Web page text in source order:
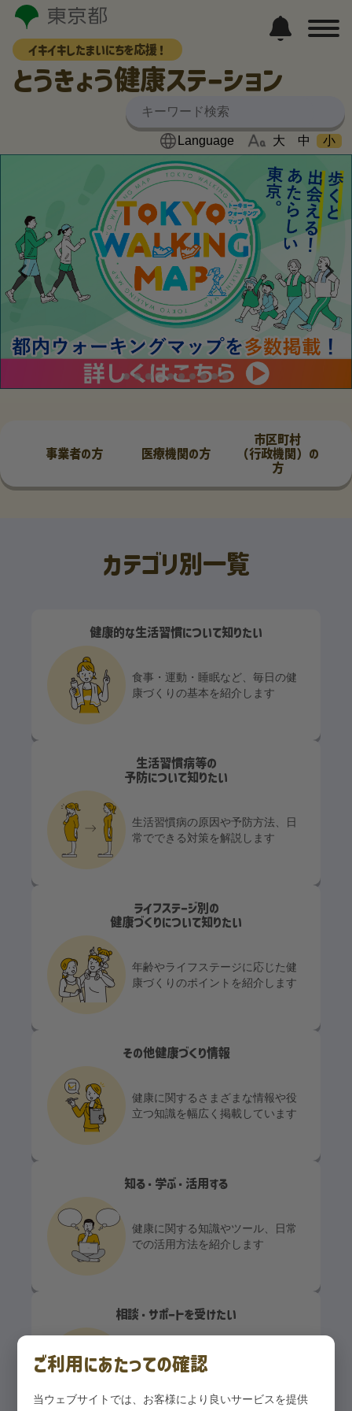
イキイキしたまいにちを応援！
とうきょう健康ステーション
大 中 小
事業者の方 医療機関の方
市区町村
（行政機関）の
方
カテゴリ別一覧
健康的な生活習慣について知りたい
食事・運動・睡眠など、毎日の健
康づくりの基本を紹介します
生活習慣病等の
予防について知りたい
生活習慣病の原因や予防方法、日
常でできる対策を解説します
ライフステージ別の
健康づくりについて知りたい
年齢やライフステージに応じた健
康づくりのポイントを紹介します
その他健康づくり情報
健康に関するさまざまな情報や役
立つ知識を幅広く掲載しています
知る・学ぶ・活用する
健康に関する知識やツール、日常
での活用方法を紹介します
相談・サポートを受けたい
健康に関する相談窓口や支援制
度、サポート情報を案内します
ご利用にあたっての確認
当ウェブサイトでは、お客様により良いサービスを提供